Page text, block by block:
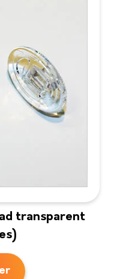
transparent